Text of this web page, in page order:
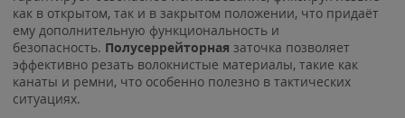
как в открытом, так и в закрытом положении, что придаёт
ему дополнительную функциональность и
безопасность. Полусеррейторная заточка позволяет
эффективно резать волокнистые материалы, такие как
канаты и ремни, что особенно полезно в тактических
ситуациях.